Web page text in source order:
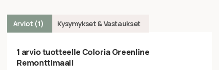
Arviot (1) Kysymykset & Vastaukset
1 arvio tuotteelle Coloria Greenline
Remonttimaali